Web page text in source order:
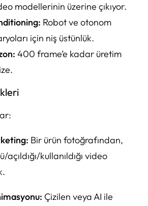
modellerinin üzerine çıkıyor.
Robot ve otonom
için niş üstünlük.
400 frame’e kadar üretim
Bir ürün fotoğrafından,
kullanıldığı video
Çizilen veya AI ile